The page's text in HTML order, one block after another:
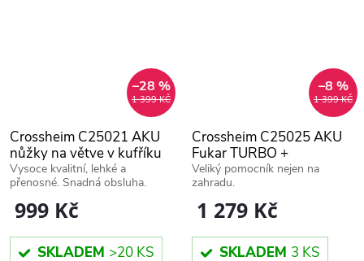
1 399 KČ
–28 %
Crossheim C25021 AKU
nůžky na větve v kufříku
+ náhradní baterie
999 Kč
SKLADEM >20 KS
Vysoce kvalitní, lehké a
přenosné. Snadná obsluha.
1 399 KČ
–8 %
Crossheim C25025 AKU
Fukar TURBO +
vysokokapacitní náhradní
baterie
1 279 Kč
SKLADEM 3 KS
Veliký pomocník nejen na
zahradu.